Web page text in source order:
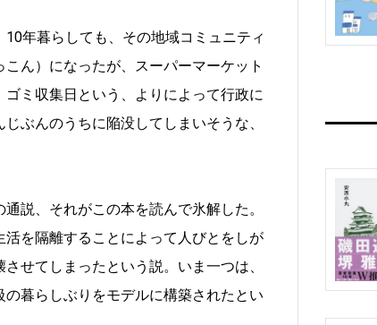
年暮らしても、その地域コミュニティ
ん）になったが、スーパーマーケット
ミ収集日という、よりによって行政に
ぶんのうちに陥没してしまいそうな、
説、それがこの本を読んで氷解した。
を隔離することによって人びとをしが
せてしまったという説。いま一つは、
暮らしぶりをモデルに構築されたとい